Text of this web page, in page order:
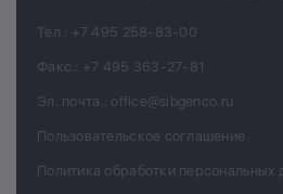
Тел.: +7 495 258-83-00
Факс.: +7 495 363-27-81
Эл. почта.: office@sibgenco.ru
Пользовательское соглашение
Политика обработки персональных